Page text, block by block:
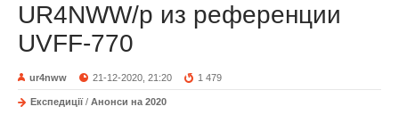
UR4NWW/p из референции
UVFF-770
ur4nww 21-12-2020, 21:20 1 479
Експедиції/ Анонси на 2020